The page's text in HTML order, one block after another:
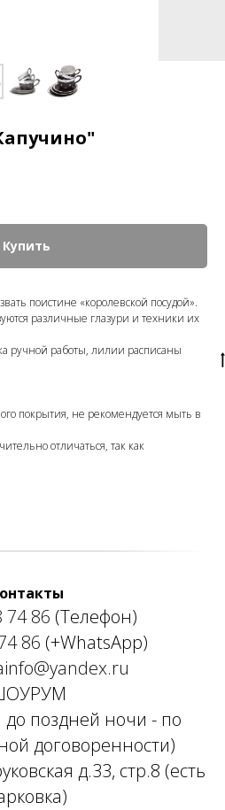
Купить
поистине «королевской посудой».
различные глазури и техники их
ручной работы, лилии расписаны
покрытия, не рекомендуется мыть в
отличаться, так как
74 86 (Телефон)
86 (+WhatsApp)
до поздней ночи - по
договоренности)
д.33, стр.8 (есть